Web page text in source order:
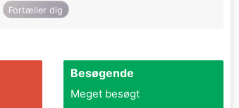
Fortæller dig
Besøgende
Meget besøgt